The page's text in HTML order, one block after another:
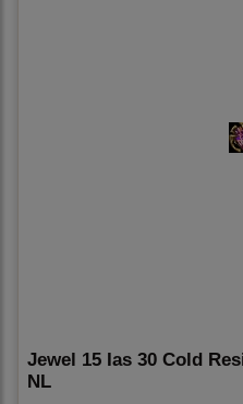
Jewel 15 Ias 30 Cold
NL